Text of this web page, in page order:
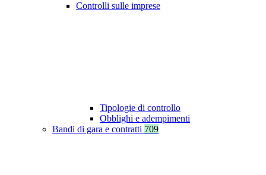
Controlli sulle imprese
Tipologie di controllo
Obblighi e adempimenti
Bandi di gara e contratti 709